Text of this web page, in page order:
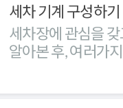
세차 기계 구성하기
세차장에 관심을
알아본 후, 여러가